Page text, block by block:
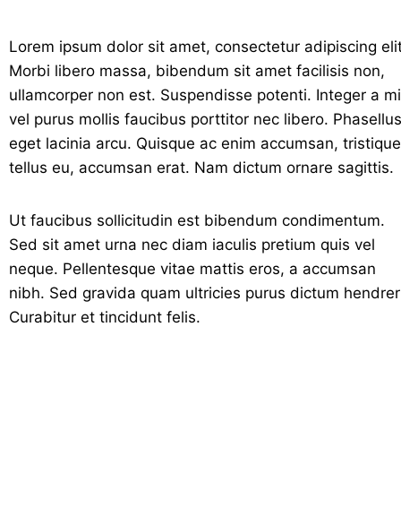
Lorem ipsum dolor sit amet, consectetur adipiscing
Morbi libero massa, bibendum sit amet facilisis non,
ullamcorper non est. Suspendisse potenti. Integer a mi
vel purus mollis faucibus porttitor nec libero. Phasellus
eget lacinia arcu. Quisque ac enim accumsan, tristique
tellus eu, accumsan erat. Nam dictum ornare sagittis.
Ut faucibus sollicitudin est bibendum condimentum.
Sed sit amet urna nec diam iaculis pretium quis vel
neque. Pellentesque vitae mattis eros, a accumsan
nibh. Sed gravida quam ultricies purus dictum
Curabitur et tincidunt felis.